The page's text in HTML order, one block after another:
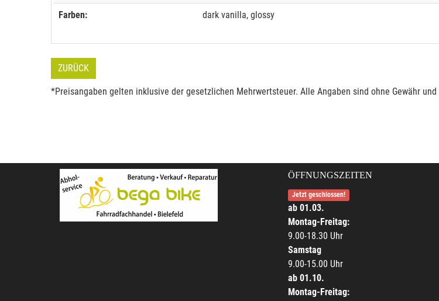
Farben: dark vanilla, glossy
ZURÜCK
*Preisangaben gelten inklusive der gesetzlichen Mehrwertsteuer. Alle Angaben sind ohne Gewähr
ÖFFNUNGSZEITEN
Jetzt geschlossen!
ab 01.03.
Montag-Freitag:
9.00-18.30 Uhr
Samstag
9.00-15.00 Uhr
ab 01.10.
Montag-Freitag: